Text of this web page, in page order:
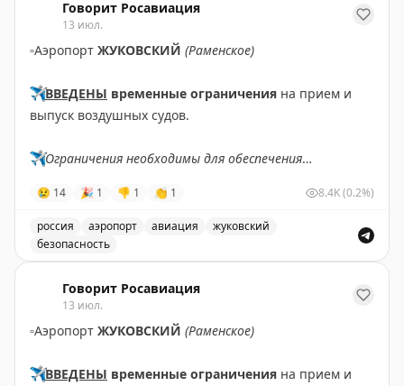
Говорит Росавиация
13 июл.
▫️Аэропорт ЖУКОВСКИЙ (Раменское)
✈️ВВЕДЕНЫ временные ограничения на прием и
выпуск воздушных судов.
✈️Ограничения необходимы для обеспечения
✈️ Говорит Росавиация|MАХ
😢 14 🎉 1 👎 1 👏 1 8.4K(0.2%)
россия аэропорт авиация
жуковский
безопасность
Говорит Росавиация
13 июл.
▫️Аэропорт ЖУКОВСКИЙ (Раменское)
✈️ВВЕДЕНЫ временные ограничения на прием и